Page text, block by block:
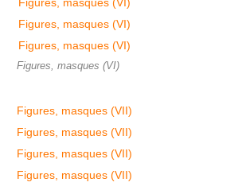
Figures, masques (VI)